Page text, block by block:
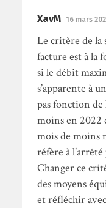
XavM 16 mars
Le critère de la
facture est à la
si le débit
s’apparente à
pas fonction de
moins en 2022
mois de moins
réfère à
Changer ce
des moyens
et réfléchir